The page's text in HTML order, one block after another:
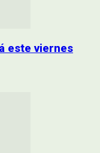
este viernes